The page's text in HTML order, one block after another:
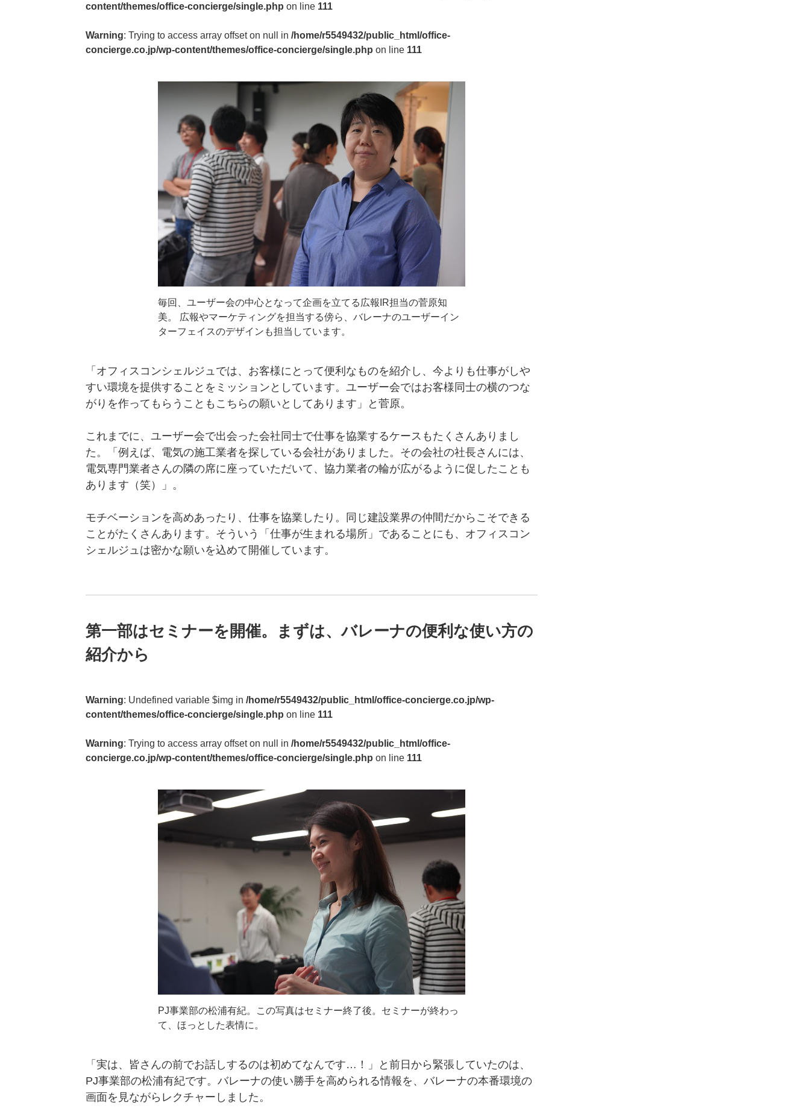
content/themes/office-concierge/single.php on line 111
Warning: Trying to access array offset on null in /home/r5549432/public_html/office-
concierge.co.jp/wp-content/themes/office-concierge/single.php on line 111
毎回、ユーザー会の中心となって企画を立てる広報IR担当の菅原知
美。 広報やマーケティングを担当する傍ら、バレーナのユーザーイン
ターフェイスのデザインも担当しています。
「オフィスコンシェルジュでは、お客様にとって便利なものを紹介し、今よりも仕事がしや
すい環境を提供することをミッションとしています。ユーザー会ではお客様同士の横のつな
がりを作ってもらうこともこちらの願いとしてあります」と菅原。
これまでに、ユーザー会で出会った会社同士で仕事を協業するケースもたくさんありまし
た。「例えば、電気の施工業者を探している会社がありました。その会社の社長さんには、
電気専門業者さんの隣の席に座っていただいて、協力業者の輪が広がるように促したことも
あります（笑）」。
モチベーションを高めあったり、仕事を協業したり。同じ建設業界の仲間だからこそできる
ことがたくさんあります。そういう「仕事が生まれる場所」であることにも、オフィスコン
シェルジュは密かな願いを込めて開催しています。
第一部はセミナーを開催。まずは、バレーナの便利な使い方の
紹介から
Warning: Undefined variable $img in /home/r5549432/public_html/office-concierge.co.jp/wp-
content/themes/office-concierge/single.php on line 111
Warning: Trying to access array offset on null in /home/r5549432/public_html/office-
concierge.co.jp/wp-content/themes/office-concierge/single.php on line 111
PJ事業部の松浦有紀。この写真はセミナー終了後。セミナーが終わっ
て、ほっとした表情に。
「実は、皆さんの前でお話しするのは初めてなんです…！」と前日から緊張していたのは、
PJ事業部の松浦有紀です。バレーナの使い勝手を高められる情報を、バレーナの本番環境の
画面を見ながらレクチャーしました。